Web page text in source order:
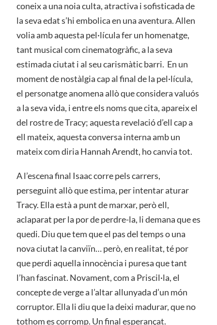
coneix a una noia culta, atractiva i sofisticada de
la seva edat s’hi embolica en una aventura. Allen
volia amb aquesta pel·lícula fer un homenatge,
tant musical com cinematogràfic, a la seva
estimada ciutat i al seu carismàtic barri. En un
moment de nostàlgia cap al final de la pel·lícula,
el personatge anomena allò que considera valuós
a la seva vida, i entre els noms que cita, apareix el
del rostre de Tracy; aquesta revelació d’ell cap a
ell mateix, aquesta conversa interna amb un
mateix com diria Hannah Arendt, ho canvia tot.
A l’escena final Isaac corre pels carrers,
perseguint allò que estima, per intentar aturar
Tracy. Ella està a punt de marxar, però ell,
aclaparat per la por de perdre-la, li demana que es
quedi. Diu que tem que el pas del temps o una
nova ciutat la canviïn… però, en realitat, té por
que perdi aquella innocència i puresa que tant
l’han fascinat. Novament, com a Priscil·la, el
concepte de verge a l’altar allunyada d’un món
corruptor. Ella li diu que la deixi madurar, que no
tothom es corromp. Un final esperançat.